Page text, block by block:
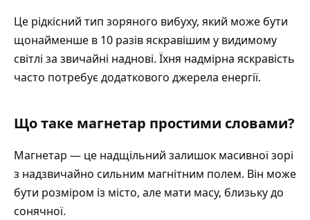
Це рідкісний тип зоряного вибуху, який може бути
щонайменше в 10 разів яскравішим у видимому
світлі за звичайні наднові. Їхня надмірна яскравість
часто потребує додаткового джерела енергії.
Що таке магнетар простими словами?
Магнетар — це надщільний залишок масивної зорі
з надзвичайно сильним магнітним полем. Він може
бути розміром із місто, але мати масу, близьку до
сонячної.